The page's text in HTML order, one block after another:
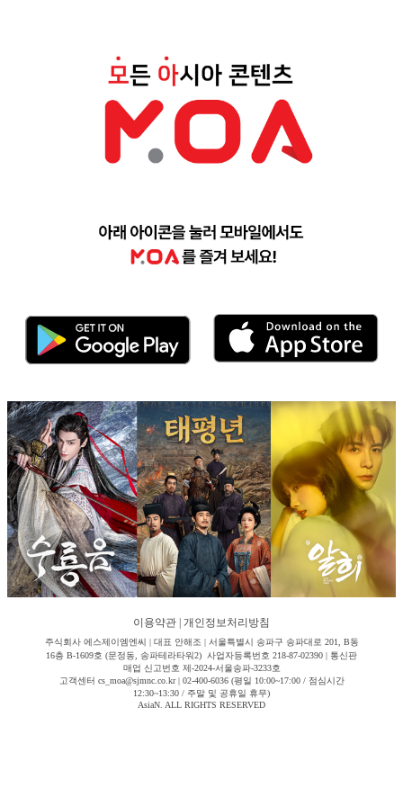
이용약관 개인정보처리방침
주식회사 에스제이엠엔씨 | 대표 안해조 | 서울특별시 송파구 송파대로 201, B동
16층 B-1609호 (문정동, 송파테라타워2) 사업자등록번호 218-87-02390 | 통신판
매업 신고번호 제-2024-서울송파-3233호
고객센터 cs_moa@sjmnc.co.kr | 02-400-6036 (평일 10:00~17:00 / 점심시간
12:30~13:30 / 주말 및 공휴일 휴무)
AsiaN. ALL RIGHTS RESERVED